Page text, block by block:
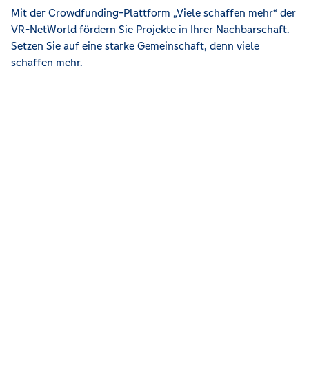
Mit der Crowdfunding-Plattform „Viele schaffen mehr“ der
VR-NetWorld fördern Sie Projekte in Ihrer Nachbarschaft.
Setzen Sie auf eine starke Gemeinschaft, denn viele
schaffen mehr.